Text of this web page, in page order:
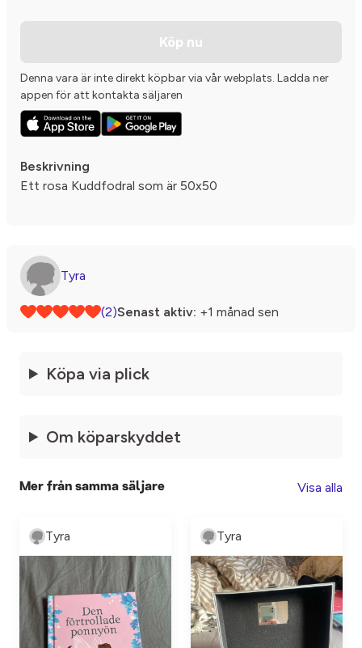
Köp nu
Denna vara är inte direkt köpbar via vår webplats. Ladda ner
appen för att kontakta säljaren
Beskrivning
Ett rosa Kuddfodral som är 50x50
Tyra
(2)Senast aktiv: +1 månad sen
Köpa via plick
Om köparskyddet
Mer från samma säljare Visa alla
Tyra Tyra